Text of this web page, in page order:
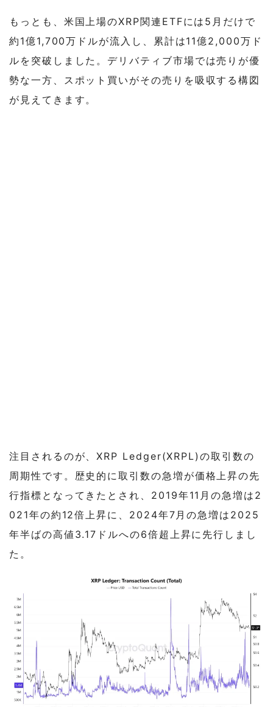
もっとも、米国上場のXRP関連ETFには5月だけで
約1億1,700万ドルが流入し、累計は11億2,000万ド
ルを突破しました。デリバティブ市場では売りが優
勢な一方、スポット買いがその売りを吸収する構図
が見えてきます。
注目されるのが、XRP Ledger(XRPL)の取引数の
周期性です。歴史的に取引数の急増が価格上昇の先
行指標となってきたとされ、2019年11月の急増は2
021年の約12倍上昇に、2024年7月の急増は2025
年半ばの高値3.17ドルへの6倍超上昇に先行しまし
た。